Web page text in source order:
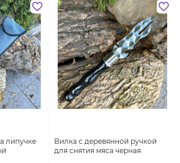
липучке
Вилка с деревянной ручкой
для снятия мяса черная